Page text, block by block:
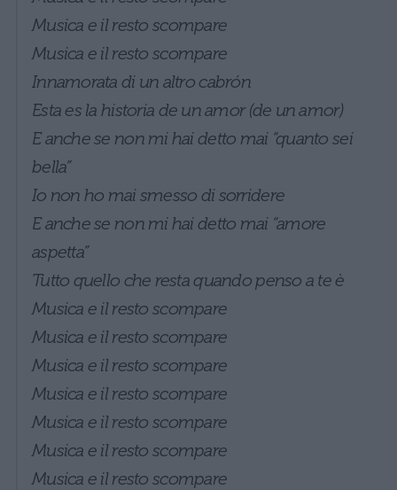
Musica e il resto scompare
Musica e il resto scompare
Innamorata di un altro cabrón
Esta es la historia de un amor (de un amor)
E anche se non mi hai detto mai “quanto sei
bella”
Io non ho mai smesso di sorridere
E anche se non mi hai detto mai “amore
aspetta”
Tutto quello che resta quando penso a te è
Musica e il resto scompare
Musica e il resto scompare
Musica e il resto scompare
Musica e il resto scompare
Musica e il resto scompare
Musica e il resto scompare
Musica e il resto scompare